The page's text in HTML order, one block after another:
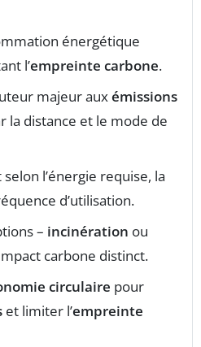
énergétique
l’empreinte carbone.
majeur auxémissions
la distance et le mode de
selon l’énergie requise, la
d’utilisation.
– incinération ou
carbone distinct.
circulaire pour
et limiter l’empreinte